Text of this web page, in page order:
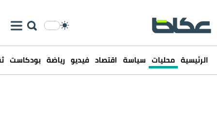
الرئيسية محليات سياسة اقتصاد فيديو رياضة بودكاست